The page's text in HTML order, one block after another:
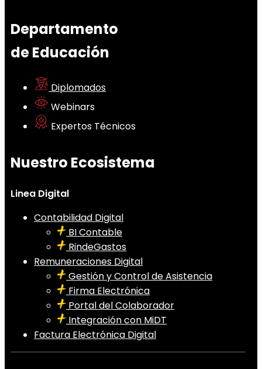
Departamento
de Educación
Diplomados
Webinars
Expertos Técnicos
Nuestro Ecosistema
Linea Digital
Contabilidad Digital
BI Contable
RindeGastos
Remuneraciones Digital
Gestión y Control de Asistencia
Firma Electrónica
Portal del Colaborador
Integración con MiDT
Factura Electrónica Digital